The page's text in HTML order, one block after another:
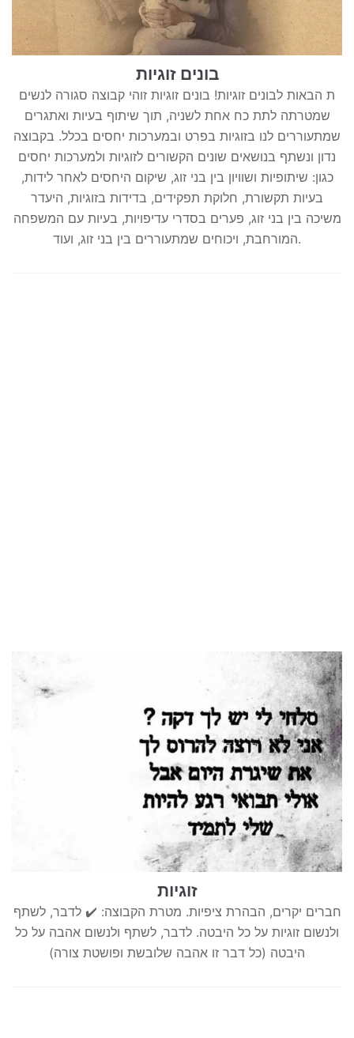
בונים זוגיות
ת הבאות לבונים זוגיות! בונים זוגיות זוהי קבוצה סגורה לנשים
שמטרתה לתת כח אחת לשניה, תוך שיתוף בעיות ואתגרים
שמתעוררים לנו בזוגיות בפרט ובמערכות יחסים בכלל. בקבוצה
נדון ונשתף בנושאים שונים הקשורים לזוגיות ולמערכות יחסים
כגון: שיתופיות ושוויון בין בני זוג, שיקום היחסים לאחר לידות,
בעיות תקשורת, חלוקת תפקידים, בדידות בזוגיות, היעדר
משיכה בין בני זוג, פערים בסדרי עדיפויות, בעיות עם המשפחה
המורחבת, ויכוחים שמתעוררים בין בני זוג, ועוד.
זוגיות
חברים יקרים, הבהרת ציפיות. מטרת הקבוצה: ✔️ לדבר, לשתף
ולנשום זוגיות על כל היבטה. לדבר, לשתף ולנשום אהבה על כל
היבטה (כל דבר זו אהבה שלובשת ופושטת צורה)